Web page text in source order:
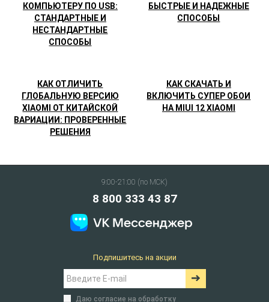
КОМПЬЮТЕРУ ПО USB:
СТАНДАРТНЫЕ И
НЕСТАНДАРТНЫЕ
СПОСОБЫ
БЫСТРЫЕ И НАДЕЖНЫЕ
СПОСОБЫ
КАК ОТЛИЧИТЬ
ГЛОБАЛЬНУЮ ВЕРСИЮ
XIAOMI ОТ КИТАЙСКОЙ
ВАРИАЦИИ: ПРОВЕРЕННЫЕ
РЕШЕНИЯ
КАК СКАЧАТЬ И
ВКЛЮЧИТЬ СУПЕР ОБОИ
НА MIUI 12 XIAOMI
9:00-21:00 (по МСК)
8 800 333 43 87
Подпишитесь на акции
Даю согласие на обработку